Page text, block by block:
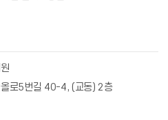
올로5번길 40-4, (교동) 2층